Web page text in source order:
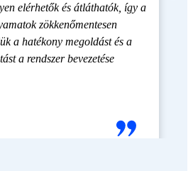
elérhetők és átláthatók, így a
zökkenőmentesen
a hatékony megoldást és a
a rendszer bevezetése